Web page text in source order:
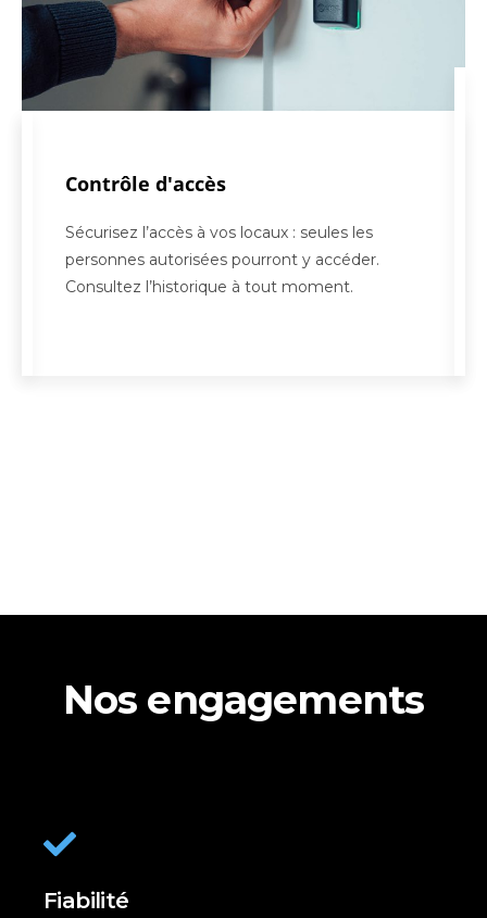
Contrôle d'accès
Sécurisez l’accès à vos locaux : seules les
personnes autorisées pourront y accéder.
Consultez l’historique à tout moment.
Nos engagements
Fiabilité